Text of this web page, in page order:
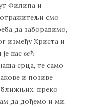
Филипа и
смо
да заборавимо,
између Христа и
нас већ
срца, те само
и позиве
ближњих, преко
да дођемо и ми.